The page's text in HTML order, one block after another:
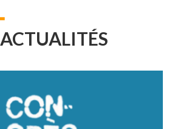
ACTUALITÉS